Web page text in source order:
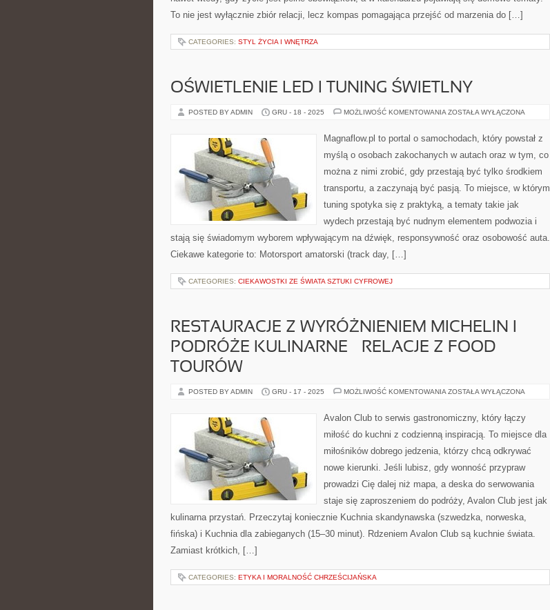
To nie jest wyłącznie zbiór relacji, lecz kompas pomagająca przejść od marzenia do […]
CATEGORIES: STYL ŻYCIA I WNĘTRZA
OŚWIETLENIE LED I TUNING ŚWIETLNY
POSTED BY ADMIN GRU - 18 - 2025 MOŻLIWOŚĆ KOMENTOWANIA OŚWIETLENIE
TUNING
ŚWIETLNY
ZOSTAŁA WYŁĄCZONA
Magnaflow.pl to portal o samochodach, który powstał z
myślą o osobach zakochanych w autach oraz w tym, co
można z nimi zrobić, gdy przestają być tylko środkiem
transportu, a zaczynają być pasją. To miejsce, w którym
tuning spotyka się z praktyką, a tematy takie jak
wydech przestają być nudnym elementem podwozia i
stają się świadomym wyborem wpływającym na dźwięk, responsywność oraz osobowość auta.
Ciekawe kategorie to: Motorsport amatorski (track day, […]
CATEGORIES: CIEKAWOSTKI ZE ŚWIATA SZTUKI CYFROWEJ
RESTAURACJE Z WYRÓŻNIENIEM MICHELIN I
PODRÓŻE KULINARNE – RELACJE Z FOOD
TOURÓW
POSTED BY ADMIN GRU - 17 - 2025 MOŻLIWOŚĆ KOMENTOWANIA RESTAURACJE
MICHELIN
I
KULINARNE
RELACJE
FOOD
ZOSTAŁA WYŁĄCZONA
Avalon Club to serwis gastronomiczny, który łączy
miłość do kuchni z codzienną inspiracją. To miejsce dla
miłośników dobrego jedzenia, którzy chcą odkrywać
nowe kierunki. Jeśli lubisz, gdy wonność przypraw
prowadzi Cię dalej niż mapa, a deska do serwowania
staje się zaproszeniem do podróży, Avalon Club jest jak
kulinarna przystań. Przeczytaj koniecznie Kuchnia skandynawska (szwedzka, norweska,
fińska) i Kuchnia dla zabieganych (15–30 minut). Rdzeniem Avalon Club są kuchnie świata.
Zamiast krótkich, […]
CATEGORIES: ETYKA I MORALNOŚĆ CHRZEŚCIJAŃSKA